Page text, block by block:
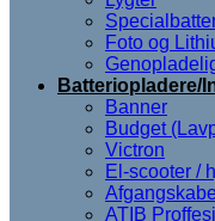
Foto og
Batteriopladere/
Banner
Budget
Victron
El-scooter /
ATIB